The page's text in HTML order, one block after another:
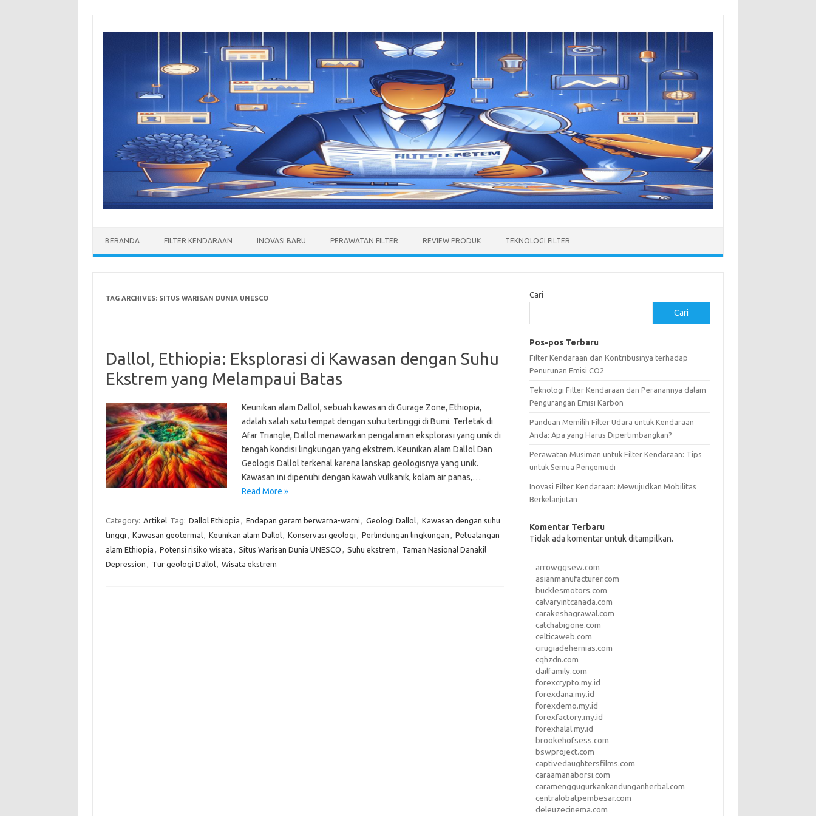
BERANDA FILTER KENDARAAN INOVASI BARU PERAWATAN FILTER REVIEW PRODUK TEKNOLOGI FILTER
TAG ARCHIVES: SITUS WARISAN DUNIA UNESCO
Dallol, Ethiopia: Eksplorasi di Kawasan dengan Suhu
Ekstrem yang Melampaui Batas
Keunikan alam Dallol, sebuah kawasan di Gurage Zone, Ethiopia,
adalah salah satu tempat dengan suhu tertinggi di Bumi. Terletak di
Afar Triangle, Dallol menawarkan pengalaman eksplorasi yang unik di
tengah kondisi lingkungan yang ekstrem. Keunikan alam Dallol Dan
Geologis Dallol terkenal karena lanskap geologisnya yang unik.
Kawasan ini dipenuhi dengan kawah vulkanik, kolam air panas,…
Read More »
Category: Artikel Tag: Dallol Ethiopia , Endapan garam berwarna-warni , Geologi Dallol, Kawasan dengan suhu
tinggi , Kawasan geotermal, Keunikan alam Dallol, Konservasi geologi , Perlindungan lingkungan , Petualangan
alam Ethiopia , Potensi risiko wisata , Situs Warisan Dunia UNESCO , Suhu ekstrem , Taman Nasional Danakil
Depression , Tur geologi Dallol, Wisata ekstrem
Cari
Cari
Pos-pos Terbaru
Filter Kendaraan dan Kontribusinya terhadap
Penurunan Emisi CO2
Teknologi Filter Kendaraan dan Peranannya dalam
Pengurangan Emisi Karbon
Panduan Memilih Filter Udara untuk Kendaraan
Anda: Apa yang Harus Dipertimbangkan?
Perawatan Musiman untuk Filter Kendaraan: Tips
untuk Semua Pengemudi
Inovasi Filter Kendaraan: Mewujudkan Mobilitas
Berkelanjutan
Komentar Terbaru
Tidak ada komentar untuk ditampilkan.
arrowggsew.com
asianmanufacturer.com
bucklesmotors.com
calvaryintcanada.com
carakeshagrawal.com
catchabigone.com
celticaweb.com
cirugiadehernias.com
cqhzdn.com
dailfamily.com
forexcrypto.my.id
forexdana.my.id
forexdemo.my.id
forexfactory.my.id
forexhalal.my.id
brookehofsess.com
bswproject.com
captivedaughtersfilms.com
caraamanaborsi.com
caramenggugurkankandunganherbal.com
centralobatpembesar.com
deleuzecinema.com